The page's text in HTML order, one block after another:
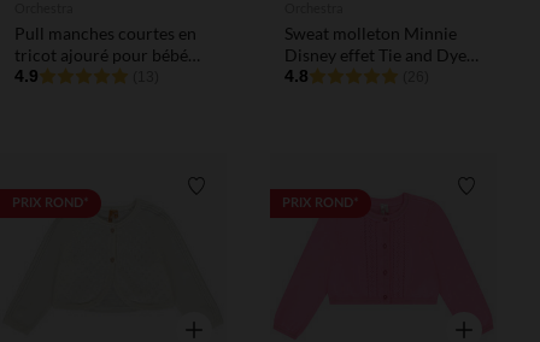
Pull manches courtes en
tricot ajouré pour bébé
fille
4.9
Sweat molleton Minnie
Disney effet Tie and Dye
pour bébé fille
4.8
PRIX ROND* Liste de souhaits
Aperçu rapide
PRIX ROND*
Aperçu